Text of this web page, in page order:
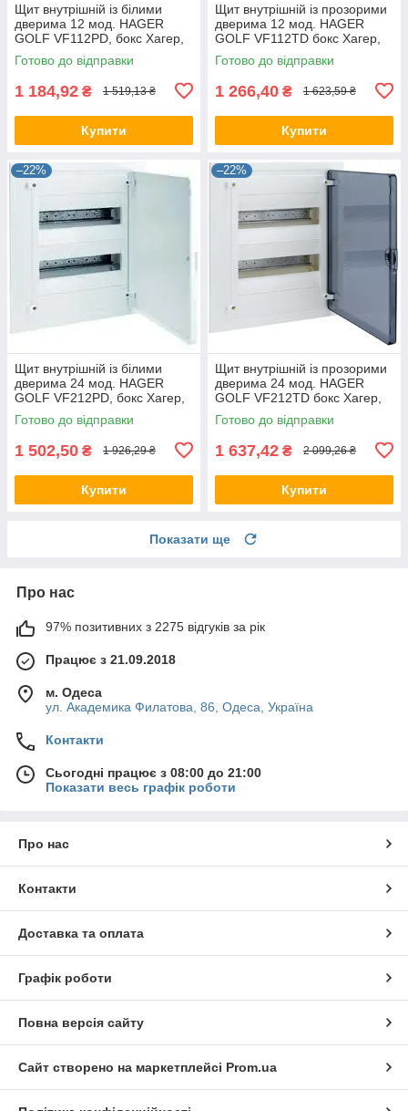
Щит внутрішній із білими
дверима 12 мод. HAGER
GOLF VF112РD, бокс Хагер,
шафа розподільна для
автоматів
Готово до відправки
1 184,92 ₴ 1 519,13 ₴
Купити
Щит внутрішній із прозорими
дверима 12 мод. HAGER
GOLF VF112TD бокс Хагер,
шафа розподільна для
автоматів
Готово до відправки
1 266,40 ₴ 1 623,59 ₴
Купити
–22%
Щит внутрішній із білими
дверима 24 мод. HAGER
GOLF VF212РD, бокс Хагер,
шафа розподільна для
автоматів
Готово до відправки
1 502,50 ₴ 1 926,29 ₴
Купити
–22%
Щит внутрішній із прозорими
дверима 24 мод. HAGER
GOLF VF212TD бокс Хагер,
шафа розподільна для
автоматів
Готово до відправки
1 637,42 ₴ 2 099,26 ₴
Купити
Показати ще
Про нас
97% позитивних з 2275 відгуків за рік
Працює з 21.09.2018
м. Одеса
ул. Академика Филатова, 86, Одеса, Україна
Контакти
Сьогодні працює з 08:00 до 21:00
Показати весь графік роботи
Про нас
Контакти
Доставка та оплата
Графік роботи
Повна версія сайту
Сайт створено на маркетплейсі Prom.ua